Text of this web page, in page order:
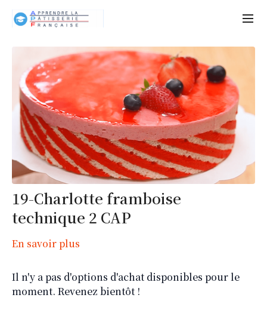
19-Charlotte framboise
technique 2 CAP
En savoir plus
Il n'y a pas d'options d'achat disponibles pour le
moment. Revenez bientôt !